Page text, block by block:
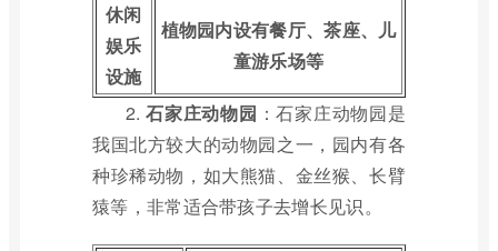
休闲
娱乐
设施
植物园内设有餐厅、茶座、儿
童游乐场等
2.石家庄动物园 ：石家庄动物园是
我国北方较大的动物园之一，园内有各
种珍稀动物，如大熊猫、金丝猴、长臂
猿等，非常适合带孩子去增长见识。